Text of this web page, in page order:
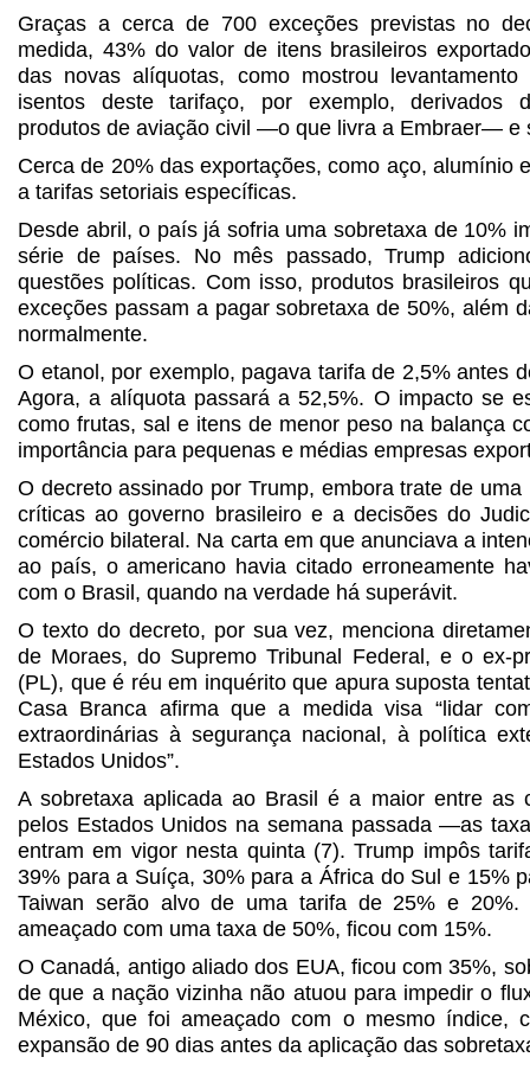
Graças a cerca de 700 exceções previstas no
medida, 43% do valor de itens brasileiros
das novas alíquotas, como mostrou
isentos deste tarifaço, por exemplo, derivados
produtos de aviação civil —o que livra a Embraer— e
Cerca de 20% das exportações, como aço, alumínio
a tarifas setoriais específicas.
Desde abril, o país já sofria uma sobretaxa de 10%
série de países. No mês passado, Trump
questões políticas. Com isso, produtos brasileiros
exceções passam a pagar sobretaxa de 50%, além
normalmente.
O etanol, por exemplo, pagava tarifa de 2,5% antes
Agora, a alíquota passará a 52,5%. O impacto se
como frutas, sal e itens de menor peso na balança
importância para pequenas e médias empresas
O decreto assinado por Trump, embora trate de
críticas ao governo brasileiro e a decisões do
comércio bilateral. Na carta em que anunciava a
ao país, o americano havia citado erroneamente
com o Brasil, quando na verdade há superávit.
O texto do decreto, por sua vez, menciona
de Moraes, do Supremo Tribunal Federal, e o ex-
(PL), que é réu em inquérito que apura suposta
Casa Branca afirma que a medida visa “lidar
extraordinárias à segurança nacional, à política
Estados Unidos”.
A sobretaxa aplicada ao Brasil é a maior entre as
pelos Estados Unidos na semana passada —as
entram em vigor nesta quinta (7). Trump impôs
39% para a Suíça, 30% para a África do Sul e 15%
Taiwan serão alvo de uma tarifa de 25% e 20%.
ameaçado com uma taxa de 50%, ficou com 15%.
O Canadá, antigo aliado dos EUA, ficou com 35%,
de que a nação vizinha não atuou para impedir o
México, que foi ameaçado com o mesmo índice,
expansão de 90 dias antes da aplicação das